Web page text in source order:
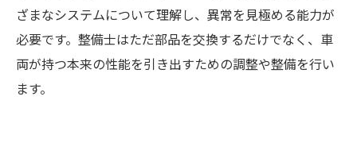
ざまなシステムについて理解し、異常を見極める能力が
必要です。整備士はただ部品を交換するだけでなく、車
両が持つ本来の性能を引き出すための調整や整備を行い
ます。